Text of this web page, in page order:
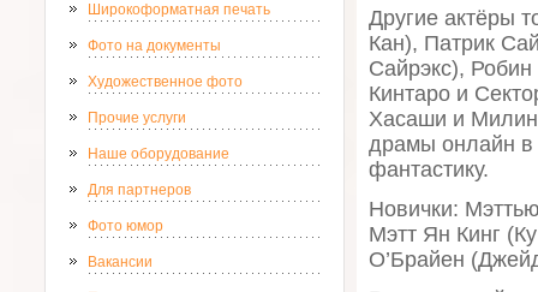
Широкоформатная печать
Фото на документы
Художественное фото
Прочие услуги
Наше оборудование
Для партнеров
Фото юмор
Вакансии
Другие актёры
Кан), Патрик
Сайрэкс),
Кинтаро и
Хасаши и
драмы онлайн в
фантастику.
Новички:
Мэтт Ян Кинг
О’Брайен